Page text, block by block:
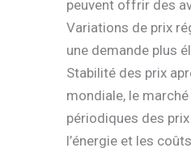
peuvent offrir des
Variations de prix
une demande plus
Stabilité des prix
mondiale, le
périodiques des
l’énergie et les